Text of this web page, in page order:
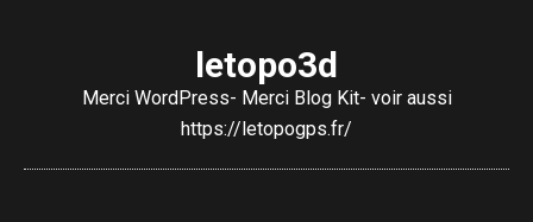
letopo3d
Merci WordPress- Merci Blog Kit- voir aussi
https://letopogps.fr/